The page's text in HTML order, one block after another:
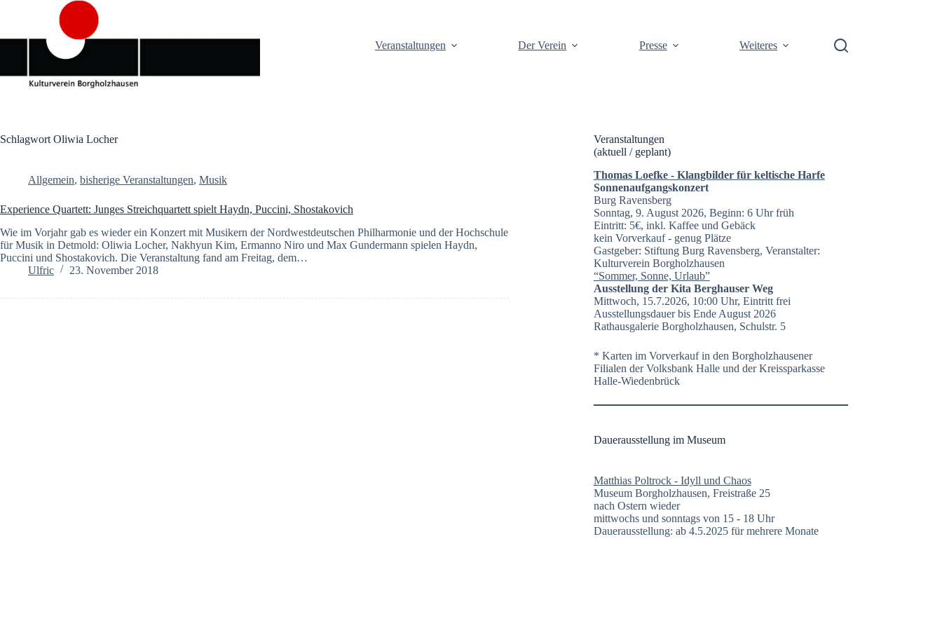
Veranstaltungen
Der Verein Presse Weiteres
Schlagwort Oliwia Locher
Allgemein, bisherige Veranstaltungen, Musik
Experience Quartett: Junges Streichquartett spielt Haydn, Puccini, Shostakovich
Wie im Vorjahr gab es wieder ein Konzert mit Musikern der Nordwestdeutschen Philharmonie und der Hochschule
für Musik in Detmold: Oliwia Locher, Nakhyun Kim, Ermanno Niro und Max Gundermann spielen Haydn,
Puccini und Shostakovich. Die Veranstaltung fand am Freitag, dem…
Ulfric
23. November 2018
Veranstaltungen
(aktuell / geplant)
Thomas Loefke - Klangbilder für keltische Harfe
Sonnenaufgangskonzert
Burg Ravensberg
Sonntag, 9. August 2026, Beginn: 6 Uhr früh
Eintritt: 5€, inkl. Kaffee und Gebäck
kein Vorverkauf - genug Plätze
Gastgeber: Stiftung Burg Ravensberg, Veranstalter:
Kulturverein Borgholzhausen
“Sommer, Sonne, Urlaub”
Ausstellung der Kita Berghauser Weg
Mittwoch, 15.7.2026, 10:00 Uhr, Eintritt frei
Ausstellungsdauer bis Ende August 2026
Rathausgalerie Borgholzhausen, Schulstr. 5
* Karten im Vorverkauf in den Borgholzhausener
Filialen der Volksbank Halle und der Kreissparkasse
Halle-Wiedenbrück
Dauerausstellung im Museum
Matthias Poltrock - Idyll und Chaos
Museum Borgholzhausen, Freistraße 25
nach Ostern wieder
mittwochs und sonntags von 15 - 18 Uhr
Dauerausstellung: ab 4.5.2025 für mehrere Monate